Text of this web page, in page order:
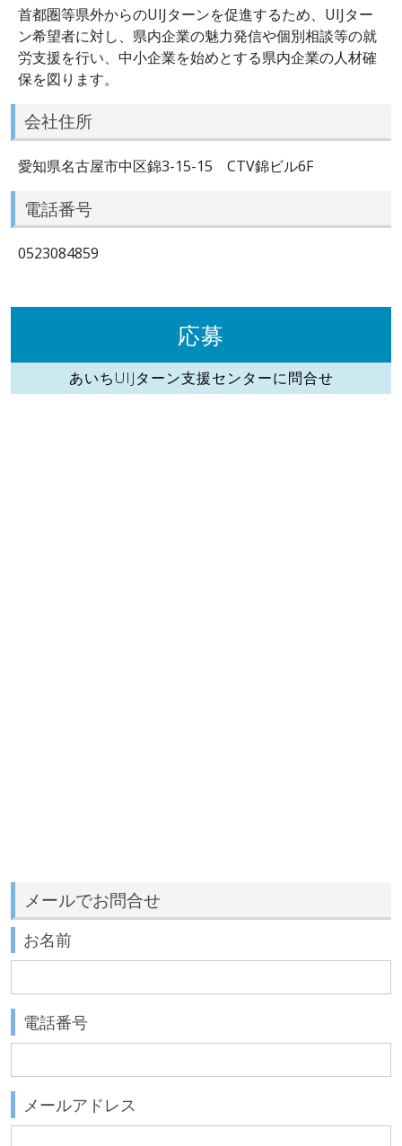
首都圏等県外からのUIJターンを促進するため、UIJター
ン希望者に対し、県内企業の魅力発信や個別相談等の就
労支援を行い、中小企業を始めとする県内企業の人材確
保を図ります。
会社住所
愛知県名古屋市中区錦3-15-15 CTV錦ビル6F
電話番号
0523084859
応募
あいちUIJターン支援センターに問合せ
メールでお問合せ
お名前
電話番号
メールアドレス